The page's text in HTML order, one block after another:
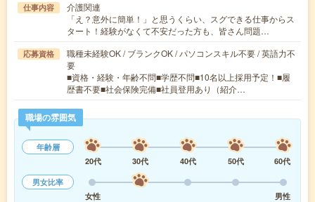
仕事内容
介護関連
「え？意外に簡単！」と思うくらい、スグできる仕事からス
タート！経験がなくて不安だった方も、皆さん問題…
応募資格
職種未経験OK / ブランクOK / パソコンスキル不要 / 英語力不
要
■資格・経験・年齢不問■学歴不問■10名以上採用予定！■履
歴書不要■社会保険完備■社員登用あり（紹介…
職場の雰囲気
年齢層
20代
30代 40代 50代
60代
男女比率
女性
男性